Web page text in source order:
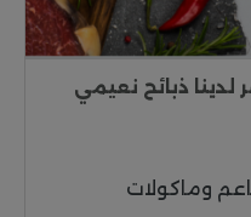
ذبائح نعيمي
وماكولات